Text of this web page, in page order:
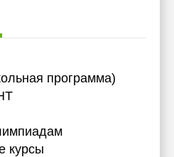
программа)
курсы
13:30